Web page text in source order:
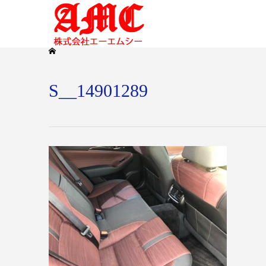
S__14901289